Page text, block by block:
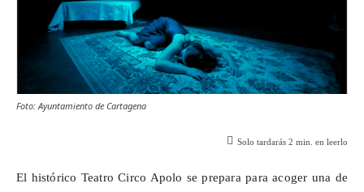
Foto: Ayuntamiento de Cartagena
Solo tardarás 2 min. en leerlo
El histórico Teatro Circo Apolo se prepara para acoger una de